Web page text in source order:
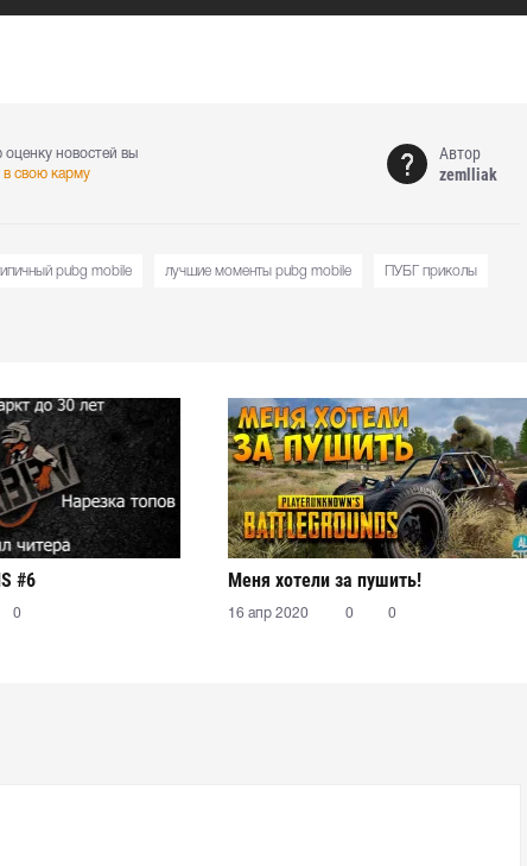
новостей вы
в свою карму
Автор
zemlliak
pubg mobile лучшие моменты pubg mobile ПУБГ приколы
#6
0
Меня хотели за пушить!
16 апр 2020 0 0